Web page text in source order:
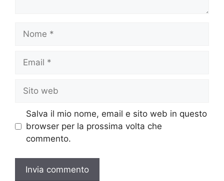
Nome
Email
Sito
web
Salva il mio nome, email e sito web in questo
browser per la prossima volta che
commento.